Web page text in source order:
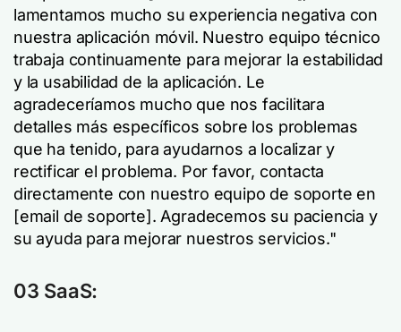
lamentamos mucho su experiencia negativa con
nuestra aplicación móvil. Nuestro equipo técnico
trabaja continuamente para mejorar la estabilidad
y la usabilidad de la aplicación. Le
agradeceríamos mucho que nos facilitara
detalles más específicos sobre los problemas
que ha tenido, para ayudarnos a localizar y
rectificar el problema. Por favor, contacta
directamente con nuestro equipo de soporte en
[email de soporte]. Agradecemos su paciencia y
su ayuda para mejorar nuestros servicios."
03 SaaS: